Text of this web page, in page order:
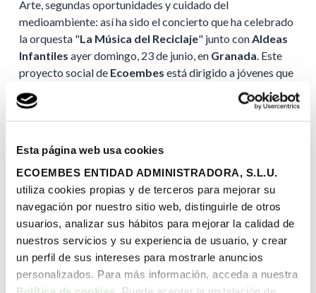
Esta página web usa cookies
ECOEMBES ENTIDAD ADMINISTRADORA, S.L.U.
utiliza cookies propias y de terceros para mejorar su
navegación por nuestro sitio web, distinguirle de otros
usuarios, analizar sus hábitos para mejorar la calidad de
nuestros servicios y su experiencia de usuario, y crear
un perfil de sus intereses para mostrarle anuncios
personalizados. Para más información, acceda a nuestra
Arte, segundas oportunidades y cuidado del
medioambiente: así ha sido el concierto que ha celebrado
la orquesta "La Música del Reciclaje" junto conAldeas
Infantiles ayer domingo, 23 de junio, en Granada. Este
proyecto social de Ecoembes está dirigido a jóvenes que
enfrentan situaciones difíciles, ofreciéndoles formación
musical y pedagógica, y la oportunidad de integrarse en
una orquesta única.
SEGUIR LEYENDO AQUÍ
COMPARTIR